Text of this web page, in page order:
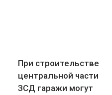
При строительстве
центральной части
ЗСД гаражи могут